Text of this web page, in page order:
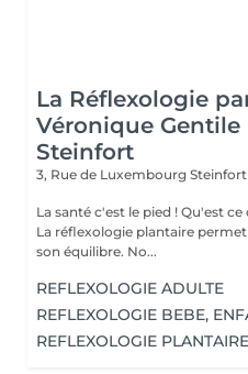
La Réflexologie
Véronique Gentile
Steinfort
3, Rue de Luxembourg
La santé c'est le pied ! Qu'est ce que la réflexologie plantaire ?
La réflexologie plantaire
son équilibre. No...
REFLEXOLOGIE ADULTE
REFLEXOLOGIE BEBE,
REFLEXOLOGIE PLANTAIRE